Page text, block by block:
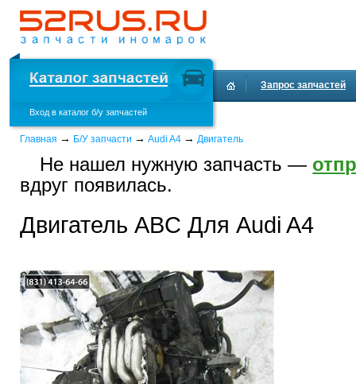
Вход в каталог б/у запчастей
Запрос запчастей
Главная → Б/У запчасти → Audi A4 → Двигатель
Не нашел нужную запчасть —
вдруг появилась.
Двигатель ABC Для Audi A4